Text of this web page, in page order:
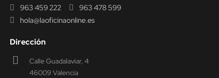
963 459 222
963 478 599
hola@laoficinaonline.es
Dirección
Calle Guadalaviar, 4
46009 Valencia